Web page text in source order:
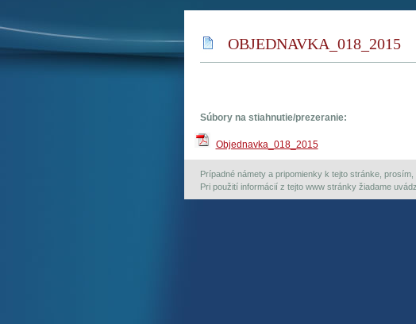
OBJEDNAVKA_018_2015
Súbory na stiahnutie/prezeranie:
Objednavka_018_2015
Prípadné námety a pripomienky k tejto stránke,
Pri použití informácií z tejto www stránky žiadame